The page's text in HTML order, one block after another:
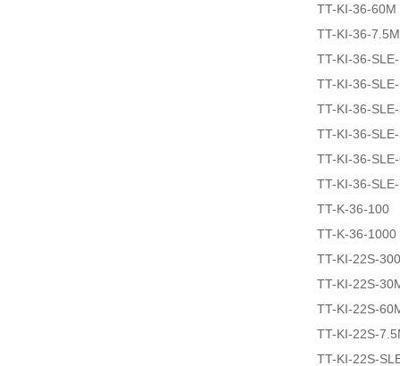
TT-KI-36-60M
TT-KI-36-7.5M
TT-KI-36-
TT-KI-36-
TT-KI-36-
TT-KI-36-
TT-KI-36-
TT-KI-36-
TT-K-36-100
TT-K-36-1000
TT-KI-22S-
TT-KI-22S-
TT-KI-22S-
TT-KI-22S-
TT-KI-22S-